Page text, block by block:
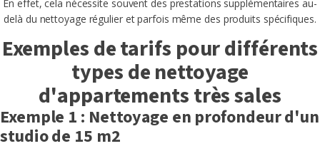
En effet, cela nécessite souvent des prestations supplémentaires au-
delà du nettoyage régulier et parfois même des produits spécifiques.
Exemples de tarifs pour différents
types de nettoyage
d'appartements très sales
Exemple 1 : Nettoyage en profondeur d'un
studio de 15 m2